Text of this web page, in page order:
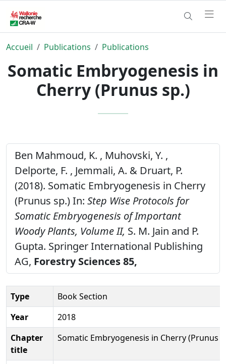
Accueil Publications Publications
Somatic Embryogenesis in
Cherry (Prunus sp.)
Ben Mahmoud, K. , Muhovski, Y. ,
Delporte, F. , Jemmali, A. & Druart, P.
(2018). Somatic Embryogenesis in Cherry
(Prunus sp.) In: Step Wise Protocols for
Somatic Embryogenesis of Important
Woody Plants, Volume II, S. M. Jain and P.
Gupta. Springer International Publishing
AG, Forestry Sciences 85,
Type
Book Section
Year
2018
Chapter
title
Somatic Embryogenesis in Cherry (Prunus